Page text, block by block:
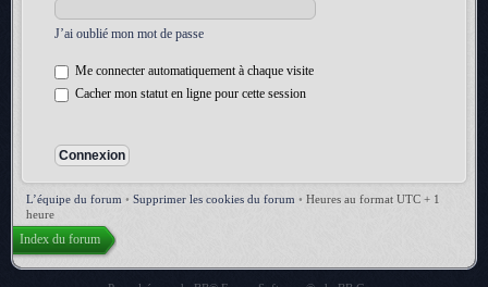
J’ai oublié mon mot de passe
Me connecter automatiquement à chaque visite
Cacher mon statut en ligne pour cette session
L’équipe du forum • Supprimer les cookies du forum • Heures au format UTC + 1
heure
Index du forum